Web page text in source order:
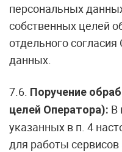
персональных
собственных целей
отдельного
данных.
7.6. Поручение
целей Оператора): В
указанных в п. 4
для работы